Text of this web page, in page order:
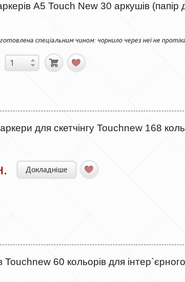
А5 Touch New 30 аркушів (папір
спеціальним чином: чорнило через неї не
для скетчінгу Touchnew 168
Докладніше
Touchnew 60 кольорів для інтер`єрного